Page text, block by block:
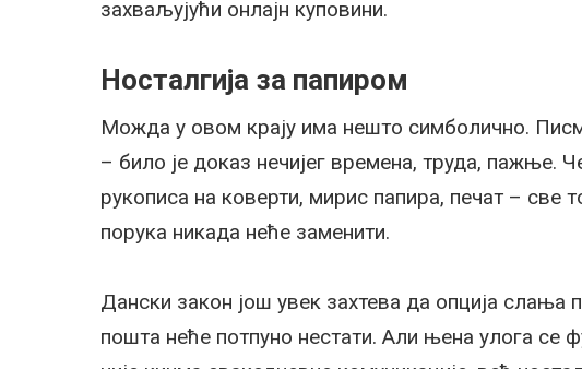
захваљујући онлајн куповини.
Носталгија за папиром
Можда у овом крају има нешто симболично.
– било је доказ нечијег времена, труда, пажње.
рукописа на коверти, мирис папира, печат – све
порука никада неће заменити.
Дански закон још увек захтева да опција слања
пошта неће потпуно нестати. Али њена улога